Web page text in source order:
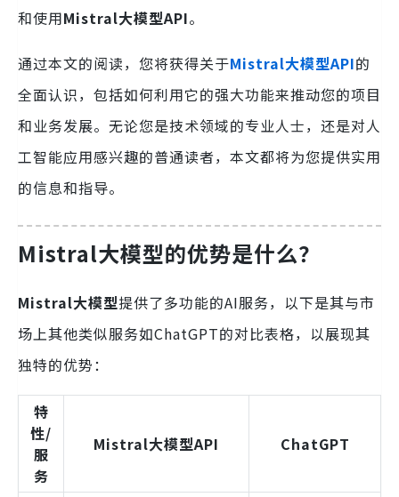
和使用Mistral大模型API。
通过本文的阅读，您将获得关于Mistral大模型API的
全面认识，包括如何利用它的强大功能来推动您的项目
和业务发展。无论您是技术领域的专业人士，还是对人
工智能应用感兴趣的普通读者，本文都将为您提供实用
的信息和指导。
Mistral大模型的优势是什么？
Mistral大模型提供了多功能的AI服务，以下是其与市
场上其他类似服务如ChatGPT的对比表格，以展现其
独特的优势：
特
性/
服
务
Mistral大模型API ChatGPT